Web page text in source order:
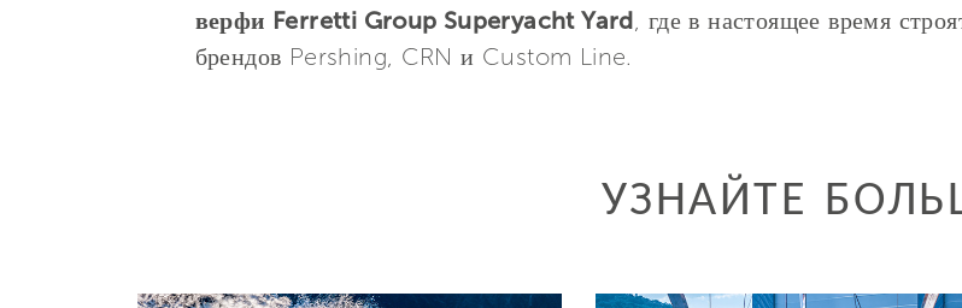
верфи Ferretti Group Superyacht Yard, где в настоящее время
брендов Pershing, CRN и Custom Line.
УЗНАЙТЕ